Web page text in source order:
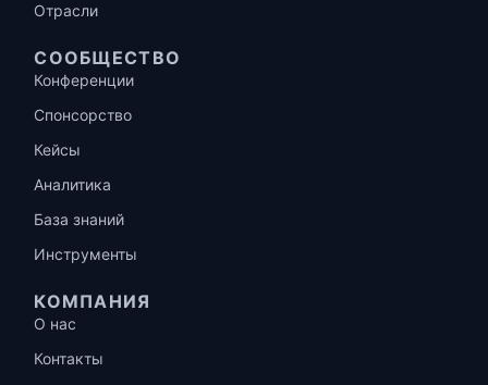
Отрасли
СООБЩЕСТВО
Конференции
Спонсорство
Кейсы
Аналитика
База знаний
Инструменты
КОМПАНИЯ
О нас
Контакты